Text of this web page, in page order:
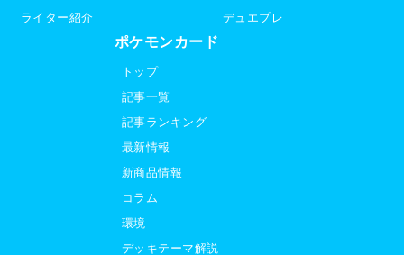
ライター紹介
デュエプレ
ポケモンカード
トップ
記事一覧
記事ランキング
最新情報
新商品情報
コラム
環境
デッキテーマ解説